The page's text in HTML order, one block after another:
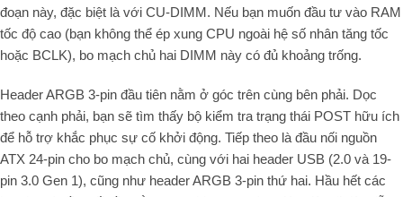
đoạn này, đặc biệt là với CU-DIMM. Nếu bạn muốn đầu tư vào RAM
tốc độ cao (bạn không thể ép xung CPU ngoài hệ số nhân tăng tốc
hoặc BCLK), bo mạch chủ hai DIMM này có đủ khoảng trống.
Header ARGB 3-pin đầu tiên nằm ở góc trên cùng bên phải. Dọc
theo cạnh phải, bạn sẽ tìm thấy bộ kiểm tra trạng thái POST hữu ích
để hỗ trợ khắc phục sự cố khởi động. Tiếp theo là đầu nối nguồn
ATX 24-pin cho bo mạch chủ, cùng với hai header USB (2.0 và 19-
pin 3.0 Gen 1), cũng như header ARGB 3-pin thứ hai. Hầu hết các